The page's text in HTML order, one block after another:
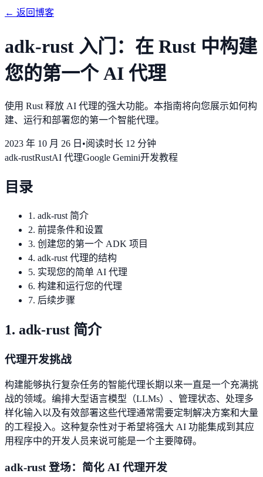
← 返回博客
adk-rust 入门：在 Rust 中构建
您的第一个 AI 代理
使用 Rust 释放 AI 代理的强大功能。本指南将向您展示如何构
建、运行和部署您的第一个智能代理。
2023 年 10 月 26 日 •阅读时长 12 分钟
adk-rustRustAI 代理Google Gemini开发教程
目录
1. adk-rust 简介
2. 前提条件和设置
3. 创建您的第一个 ADK 项目
4. adk-rust 代理的结构
5. 实现您的简单 AI 代理
6. 构建和运行您的代理
7. 后续步骤
1. adk-rust 简介
代理开发挑战
构建能够执行复杂任务的智能代理长期以来一直是一个充满挑
战的领域。编排大型语言模型（LLMs）、管理状态、处理多
样化输入以及有效部署这些代理通常需要定制解决方案和大量
的工程投入。这种复杂性对于希望将强大 AI 功能集成到其应
用程序中的开发人员来说可能是一个主要障碍。
adk-rust 登场：简化 AI 代理开发